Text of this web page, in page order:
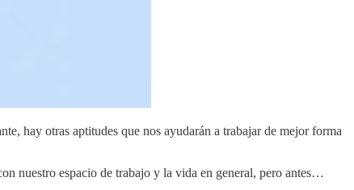
hay otras aptitudes que nos ayudarán a trabajar de mejor forma
nuestro espacio de trabajo y la vida en general, pero antes…